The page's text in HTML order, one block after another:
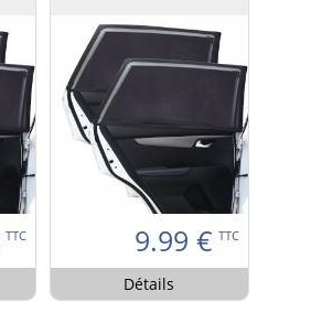
TTC 9.99 € TTC
Détails